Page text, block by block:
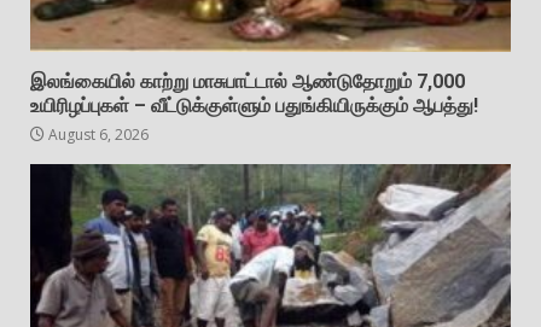
இலங்கையில் காற்று மாசுபாட்டால் ஆண்டுதோறும் 7,000
உயிரிழப்புகள் – வீட்டுக்குள்ளும் பதுங்கியிருக்கும் ஆபத்து!
August 6, 2026